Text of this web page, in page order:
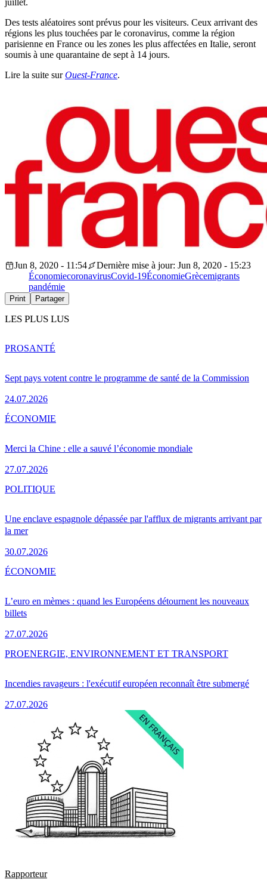
juillet.
Des tests aléatoires sont prévus pour les visiteurs. Ceux arrivant des
régions les plus touchées par le coronavirus, comme la région
parisienne en France ou les zones les plus affectées en Italie, seront
soumis à une quarantaine de sept à 14 jours.
Lire la suite surOuest-France.
Jun 8, 2020 - 11:54
Dernière mise à jour: Jun 8, 2020 - 15:23
ÉconomiecoronavirusCovid-19ÉconomieGrècemigrants
pandémie
Print Partager
LES PLUS LUS
Sept pays votent contre le programme de santé de la Commission
24.07.2026
PROSANTÉ
Merci la Chine : elle a sauvé l’économie mondiale
27.07.2026
ÉCONOMIE
Une enclave espagnole dépassée par l'afflux de migrants arrivant par
la mer
30.07.2026
POLITIQUE
L’euro en mèmes : quand les Européens détournent les nouveaux
billets
27.07.2026
ÉCONOMIE
Incendies ravageurs : l'exécutif européen reconnaît être submergé
27.07.2026
PROENERGIE, ENVIRONNEMENT ET TRANSPORT
Rapporteur